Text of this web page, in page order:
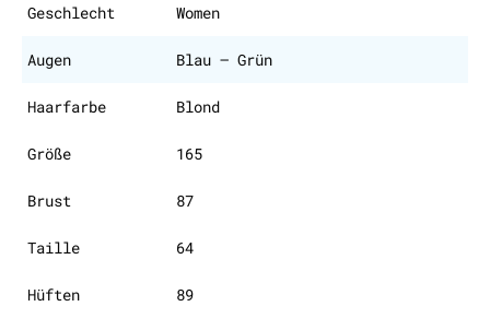
Geschlecht Women
Augen Blau – Grün
Haarfarbe Blond
Größe 165
Brust 87
Taille 64
Hüften 89